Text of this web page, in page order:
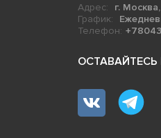
Адрес:
г.
График:
Телефон:
ОСТАВАЙТЕСЬ